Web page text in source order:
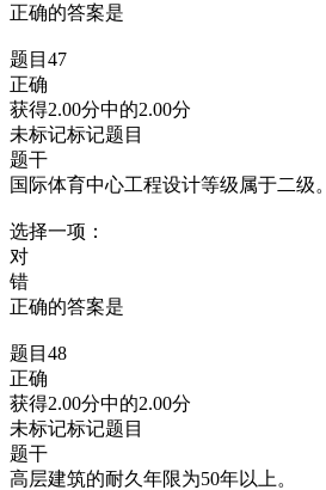
正确的答案是
题目47
正确
获得2.00分中的2.00分
未标记标记题目
题干
国际体育中心工程设计等级属于二级。
选择一项：
对
错
正确的答案是
题目48
正确
获得2.00分中的2.00分
未标记标记题目
题干
高层建筑的耐久年限为50年以上。